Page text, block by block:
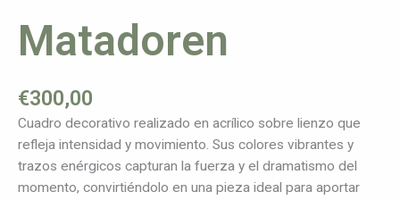
Matadoren
€300,00
Cuadro decorativo realizado en acrílico sobre lienzo que
refleja intensidad y movimiento. Sus colores vibrantes y
trazos enérgicos capturan la fuerza y el dramatismo del
momento, convirtiéndolo en una pieza ideal para aportar